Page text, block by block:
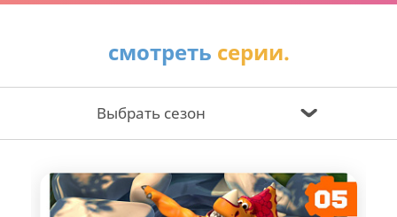
смотреть серии.
Выбрать сезон